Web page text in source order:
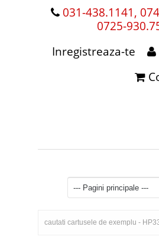
031-438.1141,
0725-
Inregistreaza-te